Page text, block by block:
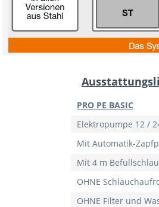
PRO PE BASIC
Elektropumpe 12 /
Mit Automatik-
Mit 4 m
OHNE
OHNE Filter und